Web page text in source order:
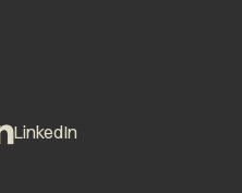
LinkedIn